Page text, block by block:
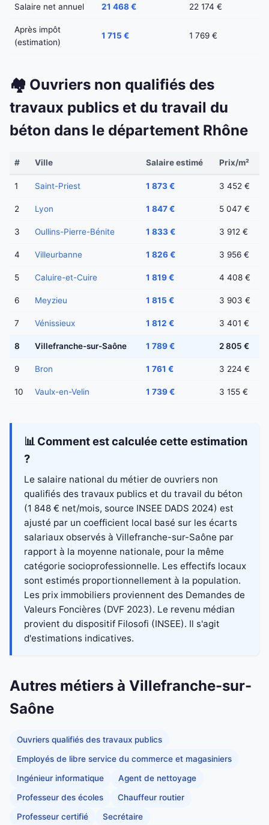
Salaire net annuel 21 468 € 22 174 €
Après impôt
(estimation)
1 715 € 1 769 €
🏘️ Ouvriers non qualifiés des
travaux publics et du travail du
béton dans le département Rhône
# Ville Salaire estimé Prix/m²
1 Saint-Priest 1 873 € 3 452 €
2 Lyon 1 847 € 5 047 €
3 Oullins-Pierre-Bénite 1 833 € 3 912 €
4 Villeurbanne 1 826 € 3 956 €
5 Caluire-et-Cuire 1 819 € 4 408 €
6 Meyzieu 1 815 € 3 903 €
7 Vénissieux 1 812 € 3 401 €
8 Villefranche-sur-Saône 1 789 € 2 805 €
9 Bron 1 761 € 3 224 €
10 Vaulx-en-Velin 1 739 € 3 155 €
📊 Comment est calculée cette estimation
?
Le salaire national du métier de ouvriers non
qualifiés des travaux publics et du travail du béton
(1 848 € net/mois, source INSEE DADS 2024) est
ajusté par un coefficient local basé sur les écarts
salariaux observés à Villefranche-sur-Saône par
rapport à la moyenne nationale, pour la même
catégorie socioprofessionnelle. Les effectifs locaux
sont estimés proportionnellement à la population.
Les prix immobiliers proviennent des Demandes de
Valeurs Foncières (DVF 2023). Le revenu médian
provient du dispositif Filosofi (INSEE). Il s'agit
d'estimations indicatives.
Autres métiers à Villefranche-sur-
Saône
Ouvriers qualifiés des travaux publics
Employés de libre service du commerce et magasiniers
Ingénieur informatique Agent de nettoyage
Professeur des écoles Chauffeur routier
Professeur certifié Secrétaire